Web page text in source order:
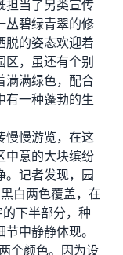
担当了另类宣传
丛碧绿青翠的修
脱的姿态欢迎着
区，虽还有个别
满满绿色，配合
有一种蓬勃的生
慢慢游览，在这
中意的大块缤纷
。记者发现，园
白两色覆盖，在
下半部分，种
中静静体现。
个颜色。因为设